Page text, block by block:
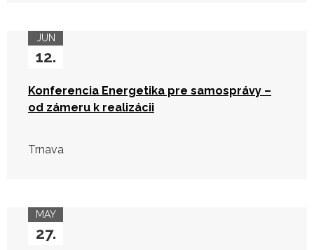
JUN
12.
Konferencia Energetika pre samosprávy –
od zámeru k realizácii
Trnava
MAY
27.